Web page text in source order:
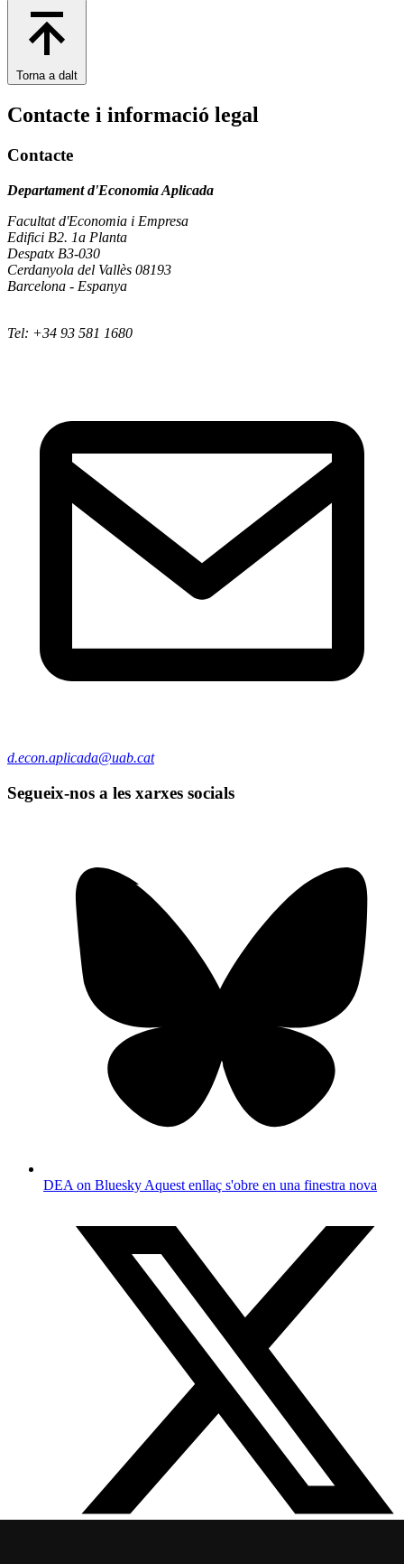
Torna a dalt
Contacte i informació legal
Contacte
Departament d'Economia Aplicada
Facultat d'Economia i Empresa
Edifici B2. 1a Planta
Despatx B3-030
Cerdanyola del Vallès 08193
Barcelona - Espanya
Tel: +34 93 581 1680
d.econ.aplicada@uab.cat
Segueix-nos a les xarxes socials
DEA on BlueskyAquest enllaç s'obre en una finestra nova